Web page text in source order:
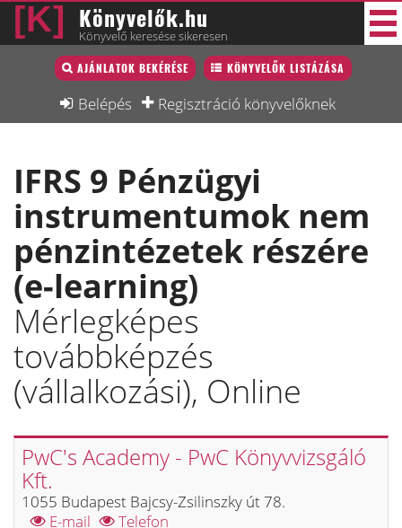
Könyvelők.hu
Könyvelő keresése sikeresen
AJÁNLATOK BEKÉRÉSE KÖNYVELŐK LISTÁZÁSA
Belépés Regisztráció könyvelőknek
Könyvelő lista
Könyvelési munkák
Interjú
Blog
Állás
Képzésnaptár
IFRS 9 Pénzügyi
instrumentumok nem
pénzintézetek részére
(e-learning)
Mérlegképes
továbbképzés
(vállalkozási), Online
PwC's Academy - PwC Könyvvizsgáló
Kft.
1055 Budapest Bajcsy-Zsilinszky út 78.
E-mail
Telefon